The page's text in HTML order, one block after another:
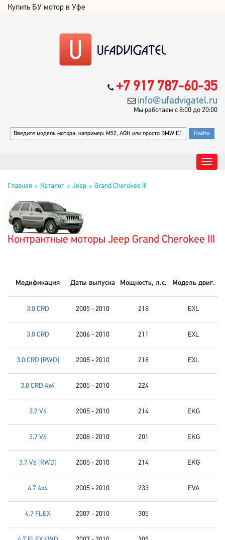
Купить БУ мотор в Уфе
+7 917 787-60-35
info@ufadvigatel.ru
Мы работаем с 8:00 до 20:00
Главная Каталог Jeep Grand Cherokee III
Контрактные моторы Jeep Grand Cherokee III
Модификация Даты выпуска Мощность, л.с. Модель двиг.
3.0 CRD 2005 - 2010 218 EXL
3.0 CRD 2006 - 2010 211 EXL
3.0 CRD [RWD] 2005 - 2010 218 EXL
3.0 CRD 4x4 2005 - 2010 224
3.7 V6 2005 - 2010 214 EKG
3.7 V6 2008 - 2010 201 EKG
3.7 V6 [RWD] 2005 - 2010 214 EKG
4.7 4x4 2005 - 2010 233 EVA
4.7 FLEX 2007 - 2010 305